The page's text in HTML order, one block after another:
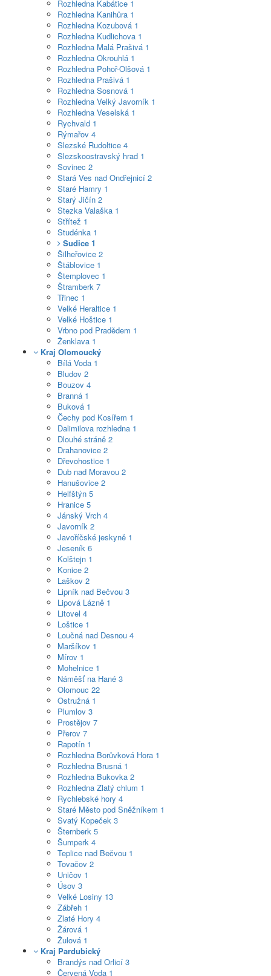
Rozhledna Kabátice 1
Rozhledna Kanihůra 1
Rozhledna Kozubová 1
Rozhledna Kudlichova 1
Rozhledna Malá Prašivá 1
Rozhledna Okrouhlá 1
Rozhledna Pohoř-Olšová 1
Rozhledna Prašivá 1
Rozhledna Sosnová 1
Rozhledna Velký Javorník 1
Rozhledna Veselská 1
Rychvald 1
Rýmařov 4
Slezské Rudoltice 4
Slezskoostravský hrad 1
Sovinec 2
Stará Ves nad Ondřejnicí 2
Staré Hamry 1
Starý Jičín 2
Stezka Valaška 1
Střítež 1
Studénka 1
Sudice 1
Šilheřovice 2
Štáblovice 1
Štemplovec 1
Štramberk 7
Třinec 1
Velké Heraltice 1
Velké Hoštice 1
Vrbno pod Pradědem 1
Ženklava 1
Kraj Olomoucký
Bílá Voda 1
Bludov 2
Bouzov 4
Branná 1
Buková 1
Čechy pod Kosířem 1
Dalimilova rozhledna 1
Dlouhé stráně 2
Drahanovice 2
Dřevohostice 1
Dub nad Moravou 2
Hanušovice 2
Helfštýn 5
Hranice 5
Jánský Vrch 4
Javorník 2
Javoříčské jeskyně 1
Jeseník 6
Kolštejn 1
Konice 2
Laškov 2
Lipník nad Bečvou 3
Lipová Lázně 1
Litovel 4
Loštice 1
Loučná nad Desnou 4
Maršíkov 1
Mírov 1
Mohelnice 1
Náměšť na Hané 3
Olomouc 22
Ostružná 1
Plumlov 3
Prostějov 7
Přerov 7
Rapotín 1
Rozhledna Borůvková Hora 1
Rozhledna Brusná 1
Rozhledna Bukovka 2
Rozhledna Zlatý chlum 1
Rychlebské hory 4
Staré Město pod Sněžníkem 1
Svatý Kopeček 3
Šternberk 5
Šumperk 4
Teplice nad Bečvou 1
Tovačov 2
Uničov 1
Úsov 3
Velké Losiny 13
Zábřeh 1
Zlaté Hory 4
Žárová 1
Žulová 1
Kraj Pardubický
Brandýs nad Orlicí 3
Červená Voda 1